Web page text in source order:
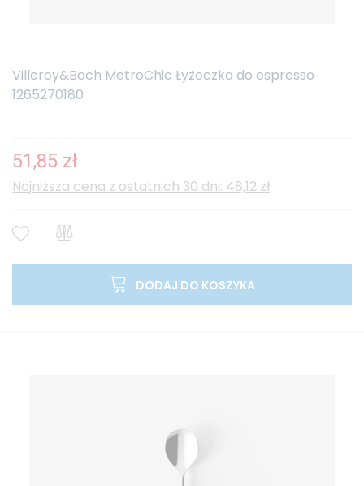
Villeroy&Boch MetroChic Łyżeczka do espresso
1265270180
51,85 zł
Najniższa cena z ostatnich 30 dni: 48,12 zł
DODAJ DO KOSZYKA